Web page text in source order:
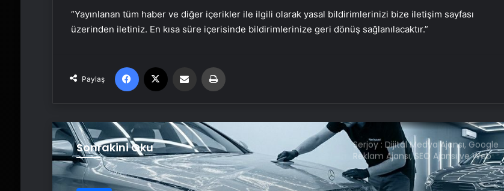
“Yayınlanan tüm haber ve diğer içerikler ile ilgili olarak yasal bildirimlerinizi bize iletişim sayfası
üzerinden iletiniz. En kısa süre içerisinde bildirimlerinize geri dönüş sağlanılacaktır.”
Paylaş
Facebook Email'den paylaş
Sonrakini Oku
Yapay zeka destekli Siri, iPhone 19
UETDS Nedir ? Uetds.com İle Akıllı
Dijital Taşımacılık Yazılımı